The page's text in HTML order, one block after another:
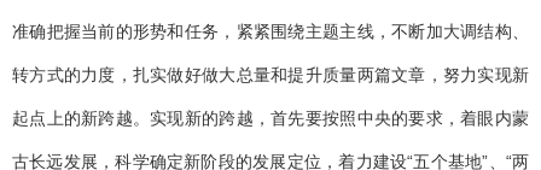
准确把握当前的形势和任务，紧紧围绕主题主线，不断加大调结构、
转方式的力度，扎实做好做大总量和提升质量两篇文章，努力实现新
起点上的新跨越。实现新的跨越，首先要按照中央的要求，着眼内蒙
古长远发展，科学确定新阶段的发展定位，着力建设“五个基地”、“两